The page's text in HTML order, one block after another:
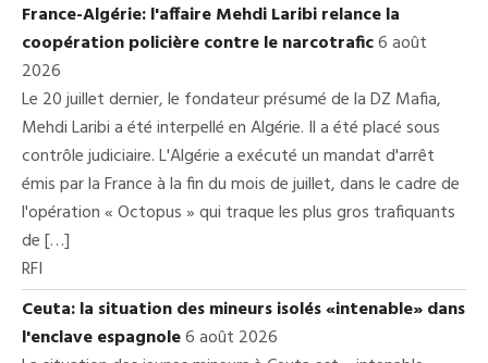
France-Algérie: l'affaire Mehdi Laribi relance la
coopération policière contre le narcotrafic6 août
2026
Le 20 juillet dernier, le fondateur présumé de la DZ Mafia,
Mehdi Laribi a été interpellé en Algérie. Il a été placé sous
contrôle judiciaire. L'Algérie a exécuté un mandat d'arrêt
émis par la France à la fin du mois de juillet, dans le cadre de
l'opération « Octopus » qui traque les plus gros trafiquants
de […]
RFI
Ceuta: la situation des mineurs isolés «intenable» dans
l'enclave espagnole6 août 2026